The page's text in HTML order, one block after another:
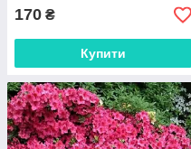
170 ₴
Купити